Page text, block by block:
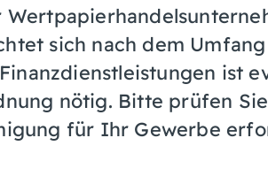
sich nach dem
ist
nötig. Bitte prüfen
für Ihr Gewerbe